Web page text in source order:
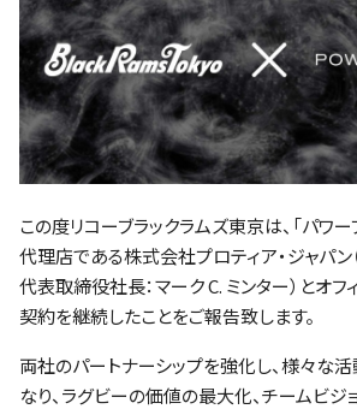
アカデミー
SDGs・ホームタウン
ファンクラブ
パートナー
この度リコーブラックラムズ東京は、「パワ
代理店である株式会社プロティア・ジャパン
代表取締役社長：マーク C. ミンター）とオフ
契約を継続したことをご報告致します。
両社のパートナーシップを強化し、様々な
なり、ラグビーの価値の最大化、チームビジ